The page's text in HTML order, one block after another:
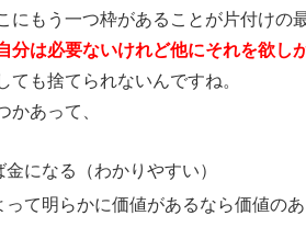
にもう一つ枠があることが片付けの
分は必要ないけれど他にそれを欲し
ても捨てられないんですね。
かあって、
金になる（わかりやすい）
って明らかに価値があるなら価値の